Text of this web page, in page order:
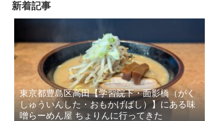
新着記事
東京都豊島区高田【学習院下・面影橋（がく
しゅういんした・おもかげばし）】にある味
噌らーめん屋 ちょりんに行ってきた